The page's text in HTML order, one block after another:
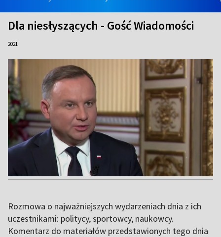
Dla niesłyszących - Gość Wiadomości
2021
Rozmowa o najważniejszych wydarzeniach dnia z ich
uczestnikami: politycy, sportowcy, naukowcy.
Komentarz do materiałów przedstawionych tego dnia